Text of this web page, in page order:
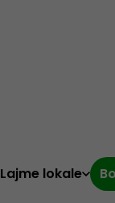
Lajme lokale